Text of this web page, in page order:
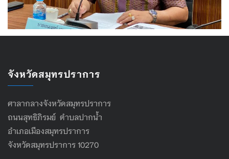
จังหวัดสมุทรปราการ
ศาลากลางจังหวัดสมุทรปราการ
ถนนสุทธิภิรมย์ ตำบลปากน้ำ
อำเภอเมืองสมุทรปราการ
จังหวัดสมุทรปราการ 10270